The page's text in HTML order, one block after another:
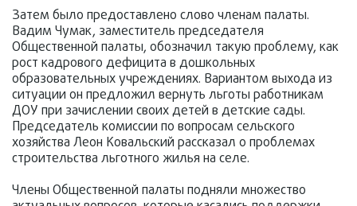
Затем было предоставлено слово членам палаты.
Вадим Чумак, заместитель председателя
Общественной палаты, обозначил такую проблему, как
рост кадрового дефицита в дошкольных
образовательных учреждениях. Вариантом выхода из
ситуации он предложил вернуть льготы работникам
ДОУ при зачислении своих детей в детские сады.
Председатель комиссии по вопросам сельского
хозяйства Леон Ковальский рассказал о проблемах
строительства льготного жилья на селе.
Члены Общественной палаты подняли множество